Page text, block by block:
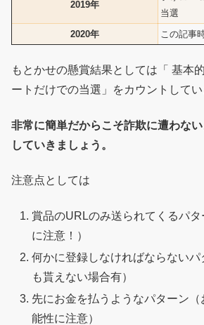
2019年
当選
2020年
この記事
もとかせの懸賞結果としては「 基本
ートだけでの当選」をカウントしてい
非常に簡単だからこそ詐欺に遭わな
していきましょう。
注意点としては
賞品のURLのみ送られてくるパ
に注意！）
何かに登録しなければならない
も貰えない場合有）
先にお金を払うようなパターン
能性に注意）